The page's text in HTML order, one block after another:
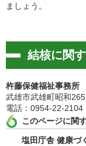
ましょう。
結核に関
杵藤保健福祉事務所
武雄市武雄町昭和265
電話：0954-22-2104
このページに関
塩田庁舎 健康づ